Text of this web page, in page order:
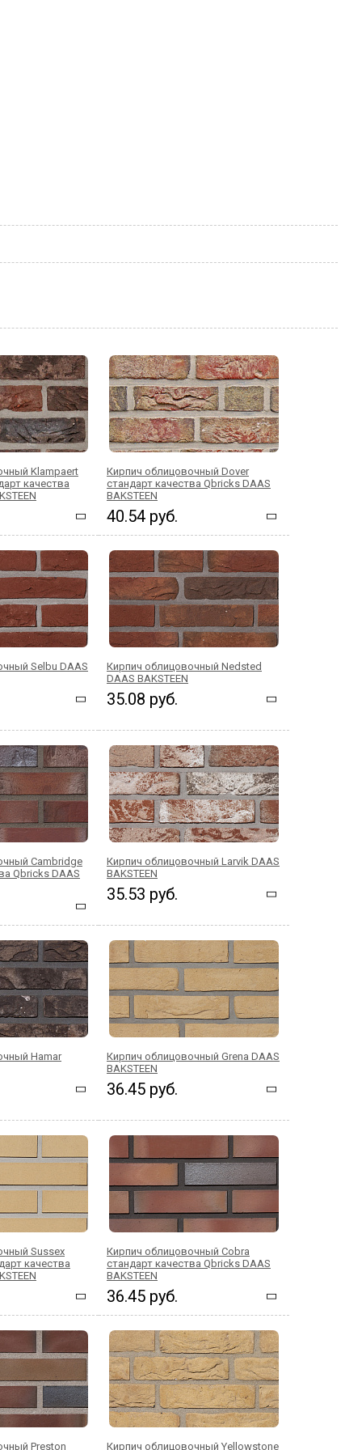
Klampaert
качества
Кирпич облицовочный Dover
стандарт качества Qbricks DAAS
BAKSTEEN
40.54 руб.
Selbu DAAS
Кирпич облицовочный Nedsted
DAAS BAKSTEEN
35.08 руб.
Cambridge
Qbricks DAAS
Кирпич облицовочный Larvik DAAS
BAKSTEEN
35.53 руб.
Hamar
Кирпич облицовочный Grena DAAS
BAKSTEEN
36.45 руб.
Sussex
качества
Кирпич облицовочный Cobra
стандарт качества Qbricks DAAS
BAKSTEEN
36.45 руб.
Preston Кирпич облицовочный Yellowstone